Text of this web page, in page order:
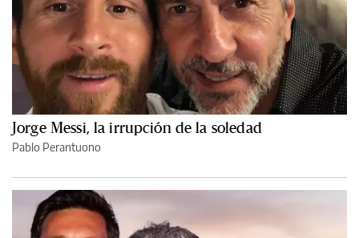
Jorge Messi, la irrupción de la soledad
Pablo Perantuono